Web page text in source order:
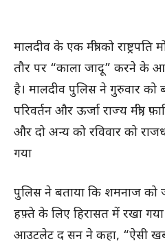
मालदीव के एक मंत्री को
तौर पर “काला जादू” करने के
है। मालदीव पुलिस ने गुरुवार को
परिवर्तन और ऊर्जा राज्य मंत्री,
और दो अन्य को रविवार को
गया
पुलिस ने बताया कि शमनाज
हफ़्ते के लिए हिरासत में रखा गया
आउटलेट द सन ने कहा, “ऐसी